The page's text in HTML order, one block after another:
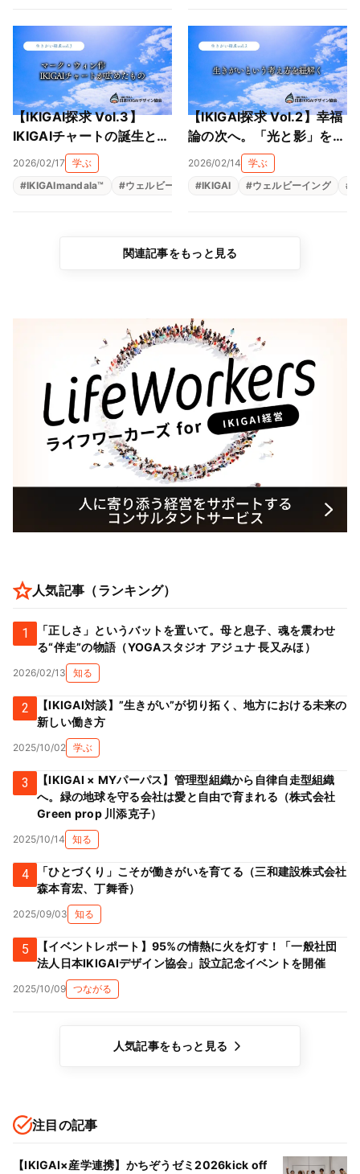
【IKIGAI探求 Vol.3】
IKIGAIチャートの誕生と、
日本の「生きがい」とのズ
2026/02/17
学ぶ
#IKIGAImandala™ #ウェルビーイング #モチベーション #やりがい
【IKIGAI探求 Vol.2】幸福
論の次へ。「光と影」を抱
きしめる、生きがい8大先
2026/02/14
学ぶ
#IKIGAI #ウェルビーイング #
関連記事をもっと見る
人気記事（ランキング）
1
「正しさ」というバットを置いて。母と息子、魂を震わせ
る“伴走”の物語（YOGAスタジオ アジュナ 長又みほ）
2026/02/13 知る
2
【IKIGAI対談】”生きがい”が切り拓く、地方における未来の
新しい働き方
2025/10/02 学ぶ
3
【IKIGAI × MYパーパス】管理型組織から自律自走型組織
へ。緑の地球を守る会社は愛と自由で育まれる（株式会社
Green prop 川添克子）
2025/10/14 知る
4
「ひとづくり」こそが働きがいを育てる（三和建設株式会社
森本育宏、丁舞香）
2025/09/03 知る
5
【イベントレポート】95%の情熱に火を灯す！「一般社団
法人日本IKIGAIデザイン協会」設立記念イベントを開催
2025/10/09 つながる
人気記事をもっと見る
注目の記事
【IKIGAI×産学連携】かちぞうゼミ2026kick off